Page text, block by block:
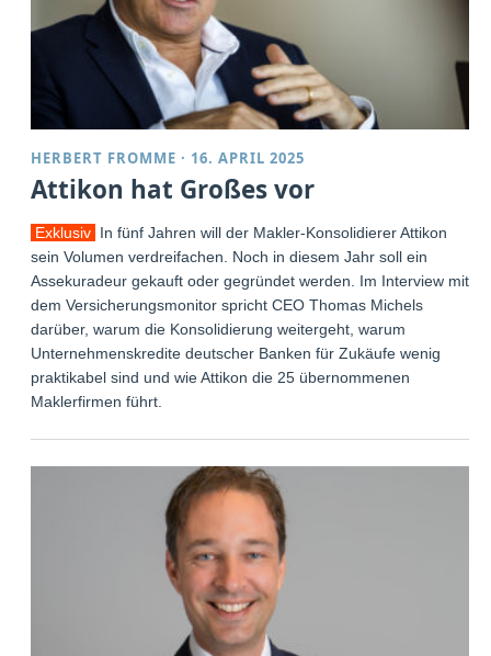
HERBERT FROMME · 16. APRIL 2025
Attikon hat Großes vor
Exklusiv In fünf Jahren will der Makler-Konsolidierer Attikon
sein Volumen verdreifachen. Noch in diesem Jahr soll ein
Assekuradeur gekauft oder gegründet werden. Im Interview mit
dem Versicherungsmonitor spricht CEO Thomas Michels
darüber, warum die Konsolidierung weitergeht, warum
Unternehmenskredite deutscher Banken für Zukäufe wenig
praktikabel sind und wie Attikon die 25 übernommenen
Maklerfirmen führt.